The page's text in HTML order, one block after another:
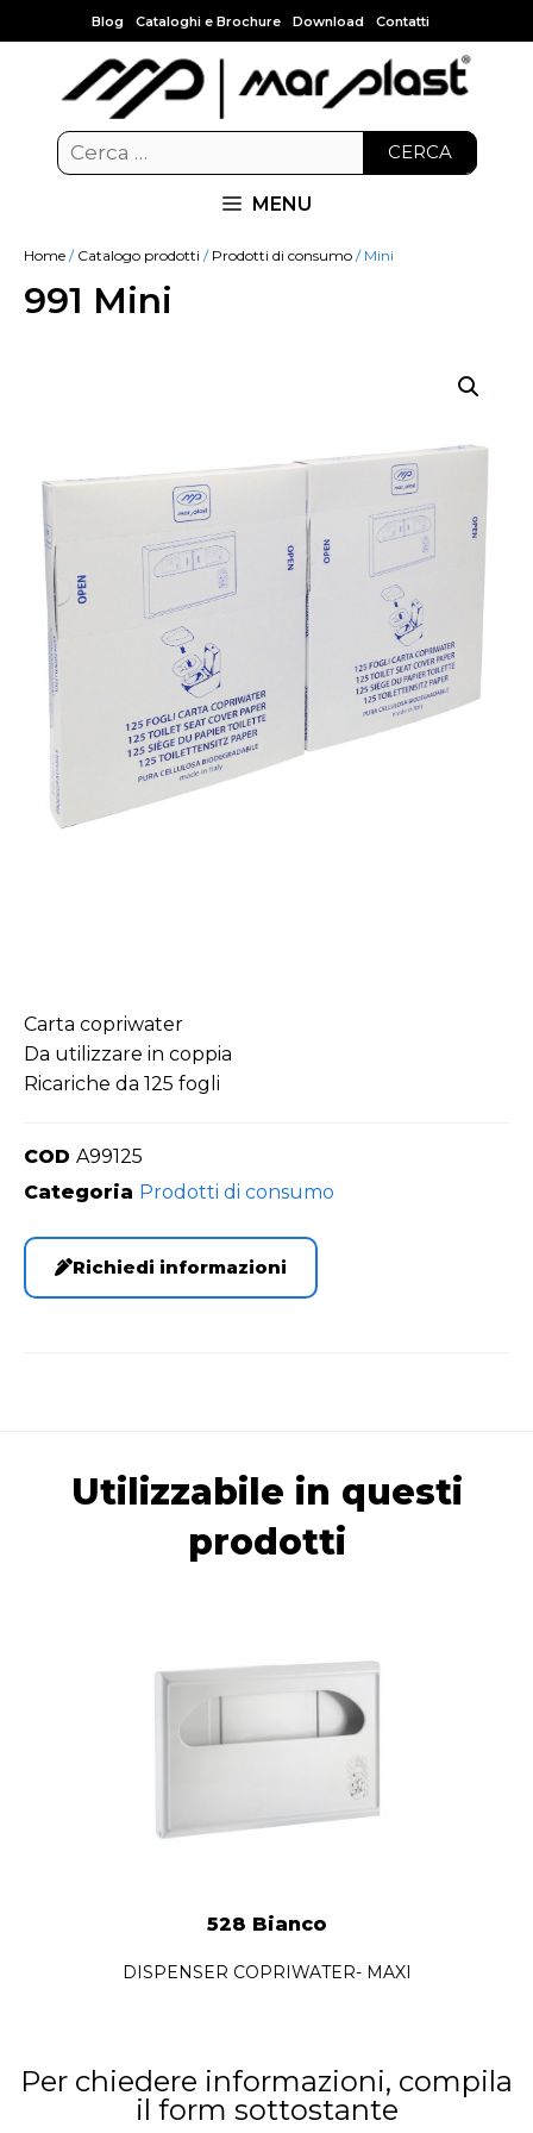
Blog Cataloghi e Brochure Download Contatti
CERCA
MENU
Home / Catalogo prodotti / Prodotti di consumo / Mini
991 Mini
Carta copriwater
Da utilizzare in coppia
Ricariche da 125 fogli
COD A99125
Categoria Prodotti di consumo
Richiedi informazioni
Utilizzabile in questi
prodotti
528 Bianco
DISPENSER COPRIWATER- MAXI
Per chiedere informazioni, compila
il form sottostante